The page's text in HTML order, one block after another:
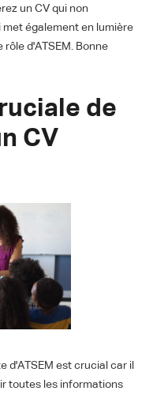
un CV qui non
également en lumière
d'ATSEM. Bonne
de
CV
d'ATSEM est crucial car il
toutes les informations